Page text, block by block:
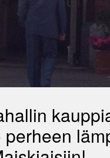
perheen